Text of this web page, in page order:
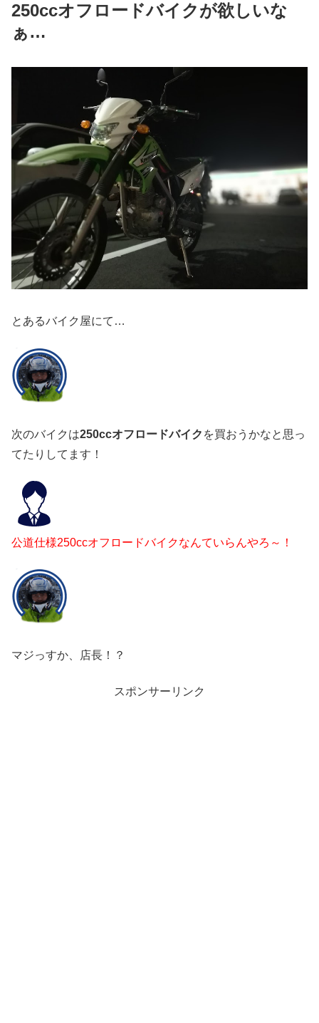
250ccオフロードバイクが欲しいな
ぁ…
とあるバイク屋にて…
次のバイクは250ccオフロードバイク を買おうかなと思っ
てたりしてます！
公道仕様250ccオフロードバイクなんていらんやろ～！
マジっすか、店長！？
スポンサーリンク